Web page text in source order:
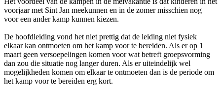
voorjaar met Sint Jan meekunnen en in de zomer misschien nog
voor een ander kamp kunnen kiezen.
De hoofdleiding vond het niet prettig dat de leiding niet fysiek
elkaar kan ontmoeten om het kamp voor te bereiden. Als er op 1
maart geen versoepelingen komen voor wat betreft groepsvorming
dan zou die situatie nog langer duren. Als er uiteindelijk wel
mogelijkheden komen om elkaar te ontmoeten dan is de periode om
het kamp voor te bereiden erg kort.